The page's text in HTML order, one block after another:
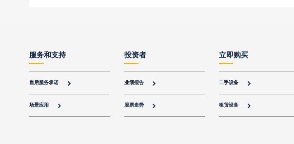
服务和支持
售后服务承诺 
场景应用 
投资者
业绩报告 
股票走势 
立即购买
二手设备 
租赁设备 